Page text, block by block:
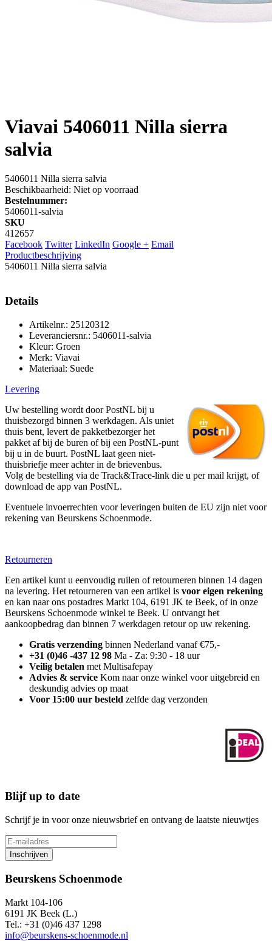
Viavai 5406011 Nilla sierra
salvia
5406011 Nilla sierra salvia
Beschikbaarheid: Niet op voorraad
Bestelnummer:
5406011-salvia
SKU
412657
Facebook Twitter LinkedIn Google + Email
Productbeschrijving
5406011 Nilla sierra salvia
Details
Artikelnr.: 25120312
Leveranciersnr.: 5406011-salvia
Kleur: Groen
Merk: Viavai
Materiaal: Suede
Levering
Uw bestelling wordt door PostNL bij u
thuisbezorgd binnen 3 werkdagen. Als uniet
thuis bent, levert de pakketbezorger het
pakket af bij de buren of bij een PostNL-punt
bij u in de buurt. PostNL laat geen niet-
thuisbriefje meer achter in de brievenbus.
Volg de bestelling via de Track&Trace-link die u per mail krijgt, of
download de app van PostNL.
Eventuele invoerrechten voor leveringen buiten de EU zijn niet voor
rekening van Beurskens Schoenmode.
Retourneren
Een artikel kunt u eenvoudig ruilen of retourneren binnen 14 dagen
na levering. Het retourneren van een artikel is voor eigen rekening
en kan naar ons postadres Markt 104, 6191 JK te Beek, of in onze
Beurskens Schoenmode winkel te Beek. U ontvangt het
aankoopbedrag dan binnen 7 werkdagen retour op uw rekening.
Gratis verzending binnen Nederland vanaf €75,-
+31 (0)46 -437 12 98 Ma - Za: 9:30 - 18 uur
Veilig betalen met Multisafepay
Advies & service Kom naar onze winkel voor uitgebreid en
deskundig advies op maat
Voor 15:00 uur besteld zelfde dag verzonden
Blijf up to date
Schrijf je in voor onze nieuwsbrief en ontvang de laatste nieuwtjes
Inschrijven
Beurskens Schoenmode
Markt 104-106
6191 JK Beek (L.)
Tel.: +31 (0)46 437 1298
info@beurskens-schoenmode.nl